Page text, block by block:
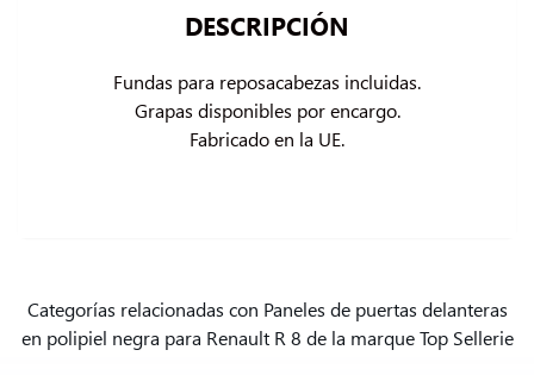
DESCRIPCIÓN
Fundas para reposacabezas incluidas.
Grapas disponibles por encargo.
Fabricado en la UE.
Categorías relacionadas con Paneles de puertas delanteras
en polipiel negra para Renault R 8 de la marque Top Sellerie